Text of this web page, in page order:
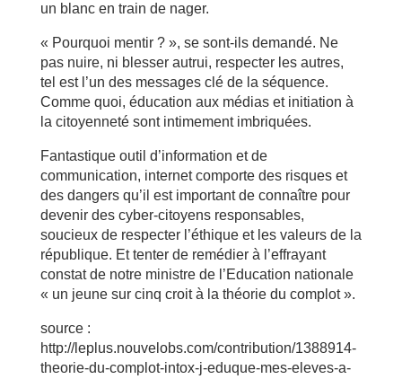
un blanc en train de nager.
« Pourquoi mentir ? », se sont-ils demandé. Ne
pas nuire, ni blesser autrui, respecter les autres,
tel est l’un des messages clé de la séquence.
Comme quoi, éducation aux médias et initiation à
la citoyenneté sont intimement imbriquées.
Fantastique outil d’information et de
communication, internet comporte des risques et
des dangers qu’il est important de connaître pour
devenir des cyber-citoyens responsables,
soucieux de respecter l’éthique et les valeurs de la
république. Et tenter de remédier à l’effrayant
constat de notre ministre de l’Education nationale
« un jeune sur cinq croit à la théorie du complot ».
source :
http://leplus.nouvelobs.com/contribution/1388914-
theorie-du-complot-intox-j-eduque-mes-eleves-a-